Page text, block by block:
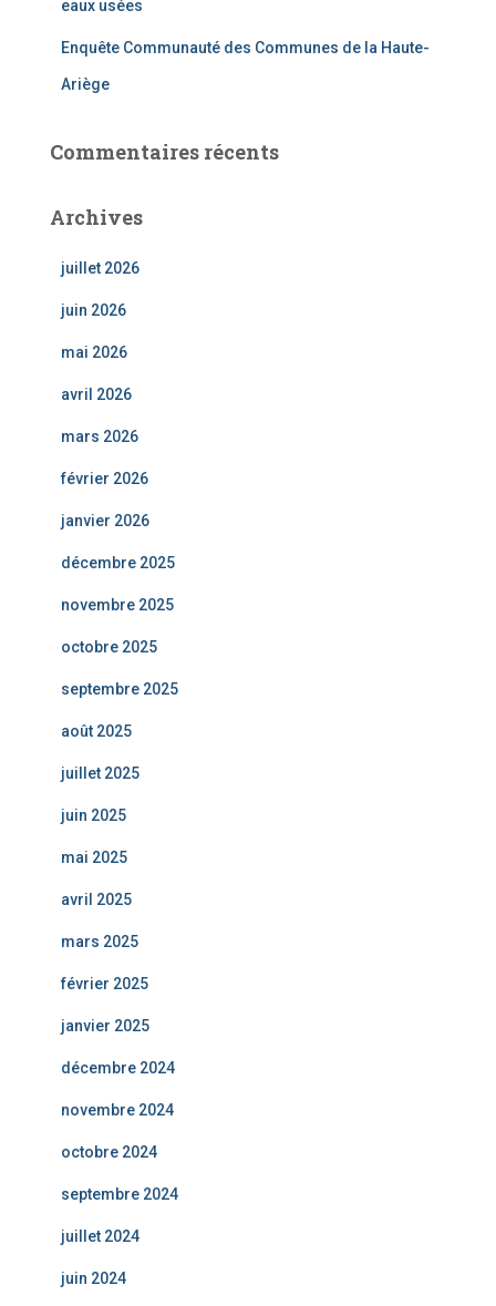
eaux usées
Enquête Communauté des Communes de la Haute-
Ariège
Commentaires récents
Archives
juillet 2026
juin 2026
mai 2026
avril 2026
mars 2026
février 2026
janvier 2026
décembre 2025
novembre 2025
octobre 2025
septembre 2025
août 2025
juillet 2025
juin 2025
mai 2025
avril 2025
mars 2025
février 2025
janvier 2025
décembre 2024
novembre 2024
octobre 2024
septembre 2024
juillet 2024
juin 2024